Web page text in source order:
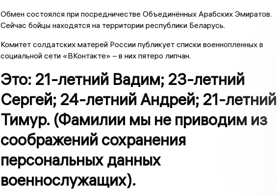
Обмен состоялся при посредничестве Объединённых Арабских Эмиратов.
Сейчас бойцы находятся на территории республики Беларусь.
Комитет солдатских матерей России публикует списки военнопленных в
социальной сети «ВКонтакте» – в них пятеро липчан.
Это: 21-летний Вадим; 23-летний
Сергей; 24-летний Андрей; 21-летний
Тимур. (Фамилии мы не приводим из
соображений сохранения
персональных данных
военнослужащих).